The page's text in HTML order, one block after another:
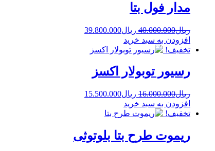
مدار فول بتا
ریال40.000.000 ریال39.800.000
افزودن به سبد خرید
تخفیف!
رسیور توبولار اکسز
ریال16.000.000 ریال15.500.000
افزودن به سبد خرید
تخفیف!
ریموت طرح بتا بلوتوثی